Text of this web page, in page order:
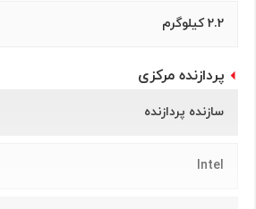
2.2 کیلوگرم
پردازنده مرکزی
سازنده پردازنده
Intel